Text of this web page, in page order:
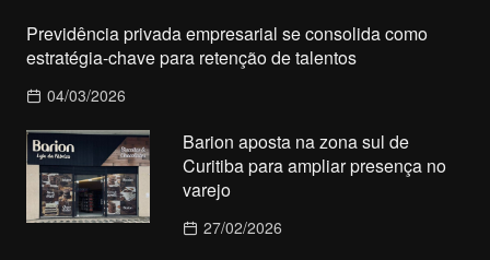
Previdência privada empresarial se consolida como
estratégia-chave para retenção de talentos
04/03/2026
Barion aposta na zona sul de
Curitiba para ampliar presença no
varejo
27/02/2026